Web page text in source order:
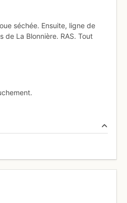
séchée. Ensuite, ligne de
La Blonnière. RAS. Tout